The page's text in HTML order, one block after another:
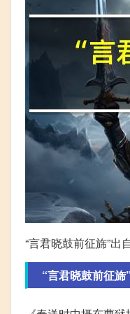
“言君晓鼓前征旆”出
“言君晓鼓前征旆